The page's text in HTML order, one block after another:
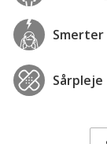
Smerter
Sårpleje